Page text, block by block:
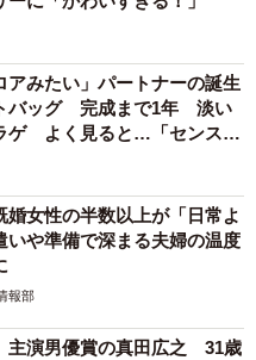
アみたい」パートナーの誕生
バッグ 完成まで1年 淡い
ゲ よく見ると…「センスす
婚女性の半数以上が「日常よ
や準備で深まる夫婦の温度
報部
主演男優賞の真田広之 31歳